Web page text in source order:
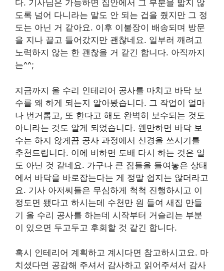
다. 기사님은 가능하면 집안에서 그 부분을 밟지 않
도록 넘어 다니라는 말도 안 되는 겁을 줬지만 그 정
도는 아닌 거 같아요. 이후 이불장이 배송되며 방문
을 지나 끌고 들어갔지만 괜찮네요. 일부러 깨려고
노력하지 않는 한 괜찮을 거 같긴 합니다. 아직까지
는^^;
지금까지 올 수리 인테리어 공사를 마치고 바닥 보
수를 왜 하게 되는지 알아봤습니다. 그 작업이 얼마
나 번거롭고, 또 한다고 해도 완벽히 보수되는 것도
아니라는 것도 알게 되었습니다. 웬만하면 바닥 보
수는 하지 않게끔 공사 과정에서 신경을 쓰시기를
추천드립니다. 이에 비하면 도배 다시 하는 것은 일
도 아닌 것 같네요. 가구나 큰 짐들을 들여놓은 상태
에서 바닥을 바로잡는다는 게 정말 쉽지는 않더라고
요. 기사 아저씨들은 무심하게 척척 진행하시고 이
정도면 됐다고 하시는데 수천만 원 들여 새집 만들
기 올 수리 공사를 하는데 시작부터 거슬리는 부분
이 있으면 두고두고 후회할 것 같긴 합니다.
혹시 인테리어 계획하고 계시다면 참고하시고요. 마
치셨다면 공감해 주셔서 감사하고 읽어주셔서 감사